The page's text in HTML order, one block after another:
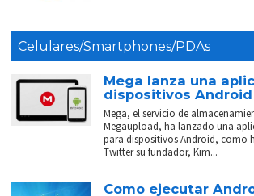
Celulares/Smartphones/PDAs
Mega lanza una
dispositivos Android
Mega, el servicio de
Megaupload, ha lanzado una
para dispositivos Android, como
Twitter su fundador, Kim...
Como ejecutar